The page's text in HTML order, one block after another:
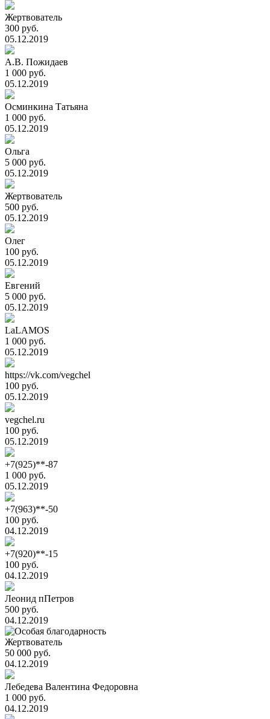
Жертвователь
300 руб.
05.12.2019
А.В. Пожидаев
1 000 руб.
05.12.2019
Осминкина Татьяна
1 000 руб.
05.12.2019
Ольга
5 000 руб.
05.12.2019
Жертвователь
500 руб.
05.12.2019
Олег
100 руб.
05.12.2019
Евгений
5 000 руб.
05.12.2019
LaLAMOS
1 000 руб.
05.12.2019
https://vk.com/vegchel
100 руб.
05.12.2019
vegchel.ru
100 руб.
05.12.2019
+7(925)**-87
1 000 руб.
05.12.2019
+7(963)**-50
100 руб.
04.12.2019
+7(920)**-15
100 руб.
04.12.2019
Леонид пПетров
500 руб.
04.12.2019
Жертвователь
50 000 руб.
04.12.2019
Лебедева Валентина Федоровна
1 000 руб.
04.12.2019